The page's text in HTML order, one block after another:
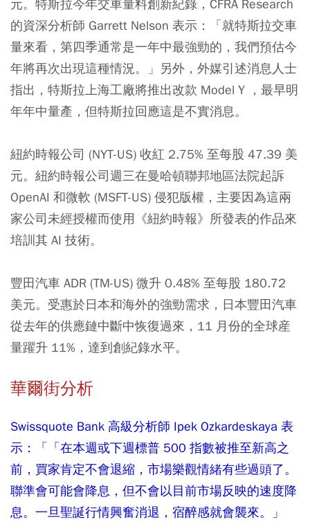
元。特斯拉今年交車量料創新紀錄，CFRA Research
的資深分析師 Garrett Nelson 表示：「就特斯拉交車
量來看，第四季通常是一年中最強勁的，我們預估今
年將再次出現這種情況。」另外，外媒引述消息人士
指出，特斯拉上海工廠將推出改款 Model Y ，最早明
年年中量產，但特斯拉回應這是不實消息。
紐約時報公司 (NYT-US) 收紅 2.75% 至每股 47.39 美
元。紐約時報公司週三在曼哈頓聯邦地區法院起訴
OpenAI 和微軟 (MSFT-US) 侵犯版權，主要因為這兩
家公司未經授權而使用《紐約時報》所發表的作品來
培訓其 AI 技術。
豐田汽車 ADR (TM-US) 微升 0.48% 至每股 180.72
美元。受惠於日本和海外的強勁需求，日本豐田汽車
從去年的供應鏈中斷中恢復過來，11 月份的全球産
量躍升 11%，達到創紀錄水平。
華爾街分析
Swissquote Bank 高級分析師 Ipek Ozkardeskaya 表
示：「「在本週或下週標普 500 指數被推至新高之
前，買家肯定不會退縮，市場樂觀情緒有些過頭了。
聯準會可能會降息，但不會以目前市場反映的速度降
息。一旦聖誕行情興奮消退，宿醉感就會襲來。」